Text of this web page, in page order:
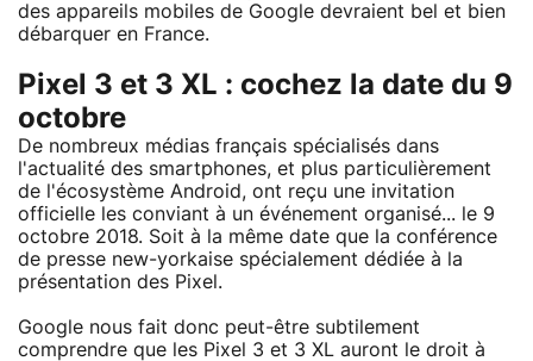
des appareils mobiles de Google devraient bel et bien
débarquer en France.
Pixel 3 et 3 XL : cochez la date du 9
octobre
De nombreux médias français spécialisés dans
l'actualité des smartphones, et plus particulièrement
de l'écosystème Android, ont reçu une invitation
officielle les conviant à un événement organisé... le 9
octobre 2018. Soit à la même date que la conférence
de presse new-yorkaise spécialement dédiée à la
présentation des Pixel.
Google nous fait donc peut-être subtilement
comprendre que les Pixel 3 et 3 XL auront le droit à